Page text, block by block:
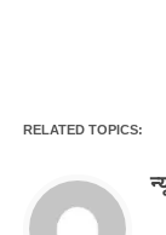
RELATED TOPICS: